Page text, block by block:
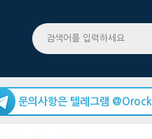
문의사항은 텔레그램